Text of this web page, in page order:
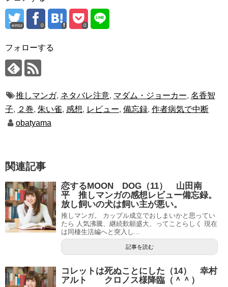
error 0 0
フォローする
推しマンガ, ネタバレ注意, マダム・ジョーカー, 名香智
子, ２巻, 朱い雀, 感想, レビュー, 備忘録, 作者病気で中断
obatyama
関連記事
恋するMOON DOG（11） 山田南
平 推しマンガの感想レビュー備忘録。
放し飼いの犬は飼い主が悪い。
推しマンガ。 カップル成立でおしまいかと思ってい
たら 人気沸騰、継続歎願盛大、ってことらしく 現在
は同棲生活編へと突入し...
記事を読む
コレットは死ぬことにした（14） 幸村
アルト クロノス様降臨（＾＾）